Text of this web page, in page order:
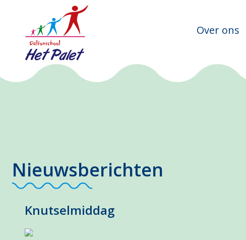
Over ons
Nieuwsberichten
Knutselmiddag